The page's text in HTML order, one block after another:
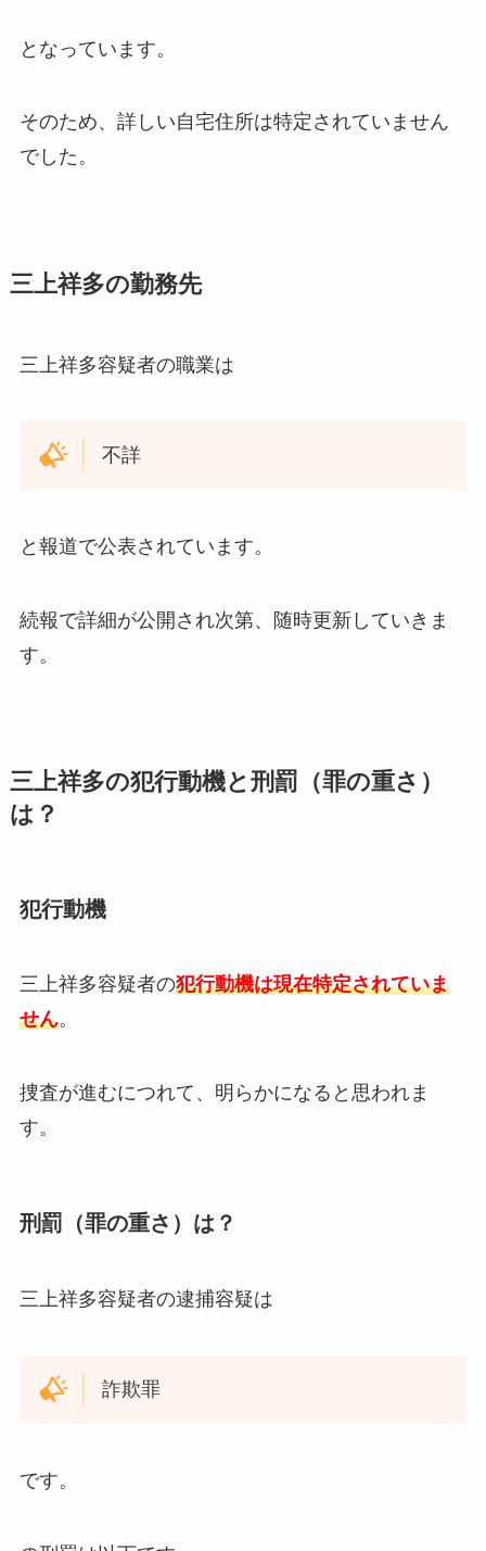
となっています。
そのため、詳しい自宅住所は特定されていません
でした。
三上祥多の勤務先
三上祥多容疑者の職業は
不詳
と報道で公表されています。
続報で詳細が公開され次第、随時更新していきま
す。
三上祥多の犯行動機と刑罰（罪の重さ）
は？
犯行動機
三上祥多容疑者の犯行動機は現在特定されていま
せん。
捜査が進むにつれて、明らかになると思われま
す。
刑罰（罪の重さ）は？
三上祥多容疑者の逮捕容疑は
詐欺罪
です。